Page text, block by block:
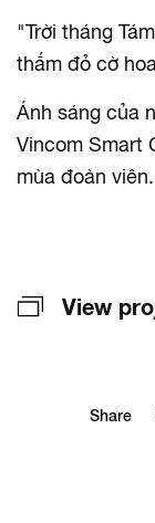
"Trời tháng
thắm đỏ cờ
Ánh sáng của
Vincom Smart
mùa đoàn viên.
View
Share